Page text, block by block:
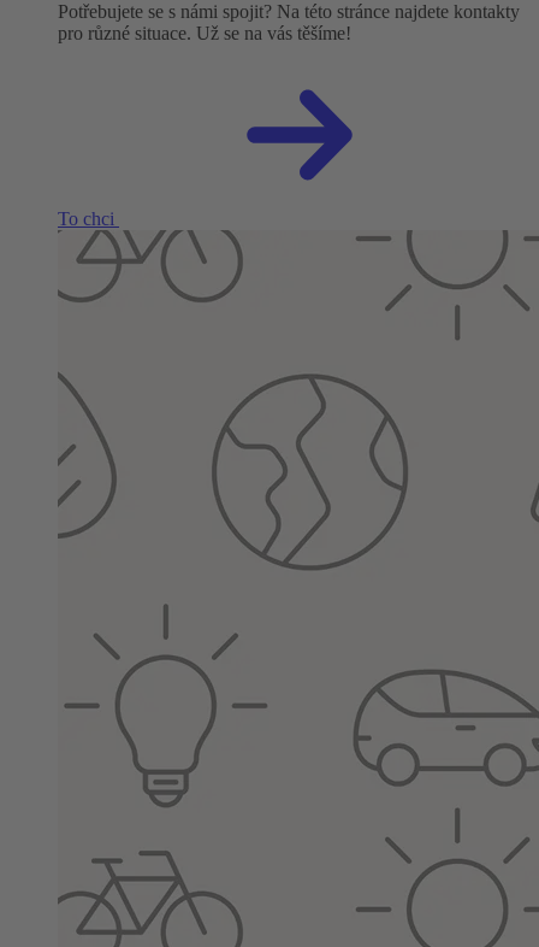
Potřebujete se s námi spojit? Na této stránce najdete kontakty
pro různé situace. Už se na vás těšíme!
To chci